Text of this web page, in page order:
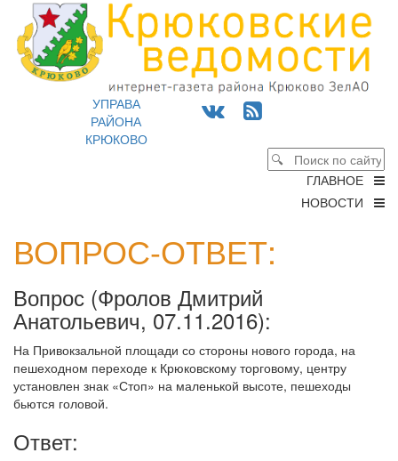
УПРАВА
РАЙОНА
КРЮКОВО
ГЛАВНОЕ
НОВОСТИ
ВОПРОС-ОТВЕТ:
Вопрос (Фролов Дмитрий
Анатольевич, 07.11.2016):
На Привокзальной площади со стороны нового города, на
пешеходном переходе к Крюковскому торговому, центру
установлен знак «Стоп» на маленькой высоте, пешеходы
бьются головой.
Ответ: